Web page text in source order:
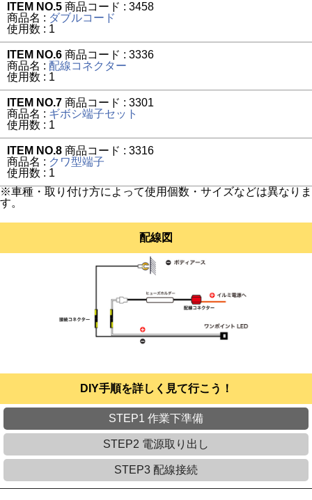
ITEM NO.5 商品コード : 3458
商品名 : ダブルコード
使用数 : 1
ITEM NO.6 商品コード : 3336
商品名 : 配線コネクター
使用数 : 1
ITEM NO.7 商品コード : 3301
商品名 : ギボシ端子セット
使用数 : 1
ITEM NO.8 商品コード : 3316
商品名 : クワ型端子
使用数 : 1
※車種・取り付け方によって使用個数・サイズなどは異なりま
す。
配線図
DIY手順を詳しく見て行こう！
STEP1 作業下準備
STEP2 電源取り出し
STEP3 配線接続